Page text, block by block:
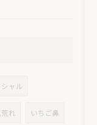
ャル
れ いちご鼻